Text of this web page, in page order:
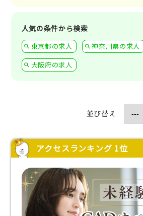
人気の条件から検索
東京都の求人
神奈川県の求人
大阪府の求人
並び替え
アクセスランキング 1位